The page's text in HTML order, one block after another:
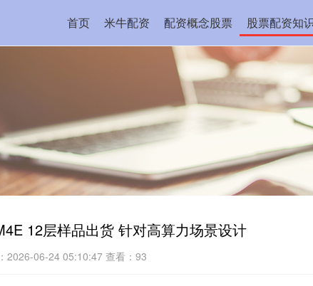
首页 米牛配资 配资概念股票 股票配资知
12层样品出货 针对高算力场景设计
2026-06-24 05:10:47查看：93